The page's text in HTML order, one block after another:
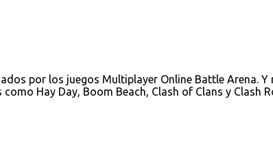
por los juegos Multiplayer Online Battle Arena.
Hay Day, Boom Beach, Clash of Clans y Clash